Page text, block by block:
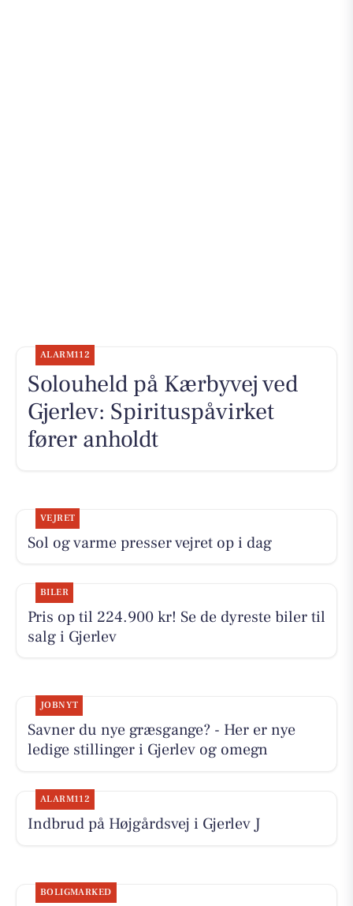
ALARM112
Solouheld på Kærbyvej ved
Gjerlev: Spirituspåvirket
fører anholdt
VEJRET
Sol og varme presser vejret op i dag
BILER
Pris op til 224.900 kr! Se de dyreste biler til
salg i Gjerlev
JOBNYT
Savner du nye græsgange? - Her er nye
ledige stillinger i Gjerlev og omegn
ALARM112
Indbrud på Højgårdsvej i Gjerlev J
BOLIGMARKED